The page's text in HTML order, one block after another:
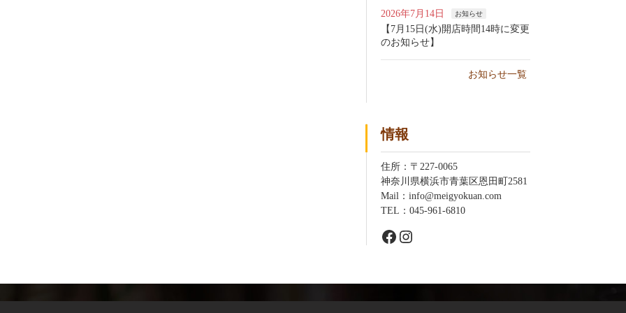
2026年7月14日 お知らせ
【7月15日(水)開店時間14時に変更
のお知らせ】
お知らせ一覧
情報
住所：〒227-0065
神奈川県横浜市青葉区恩田町2581
Mail：info@meigyokuan.com
TEL：045-961-6810
Facebook Instagram